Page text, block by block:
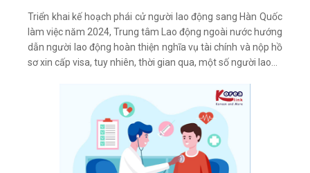
Triển khai kế hoạch phái cử người lao động sang Hàn Quốc
làm việc năm 2024, Trung tâm Lao động ngoài nước hướng
dẫn người lao động hoàn thiện nghĩa vụ tài chính và nộp hồ
sơ xin cấp visa, tuy nhiên, thời gian qua, một số người lao...